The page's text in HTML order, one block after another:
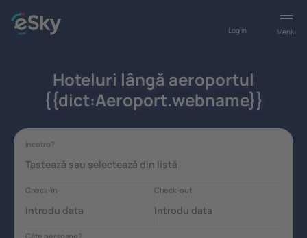
Meniu
Log in
Hoteluri lângă aeroportul
{{dict:Aeroport.webname}}